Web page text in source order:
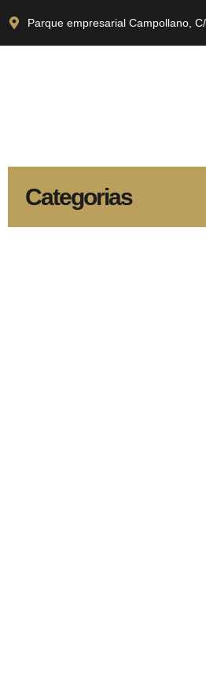
Parque empresarial Campollano,
Categorias